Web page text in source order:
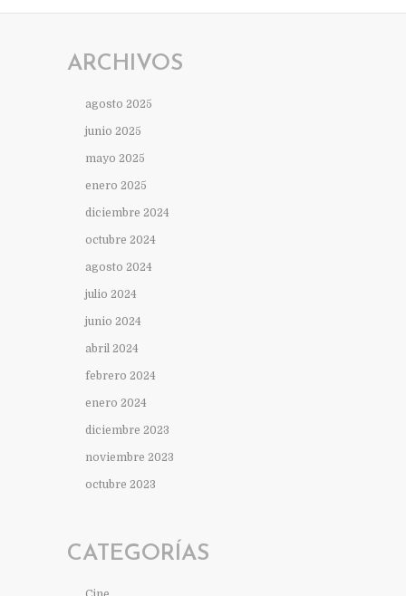
ARCHIVOS
agosto 2025
junio 2025
mayo 2025
enero 2025
diciembre 2024
octubre 2024
agosto 2024
julio 2024
junio 2024
abril 2024
febrero 2024
enero 2024
diciembre 2023
noviembre 2023
octubre 2023
CATEGORÍAS